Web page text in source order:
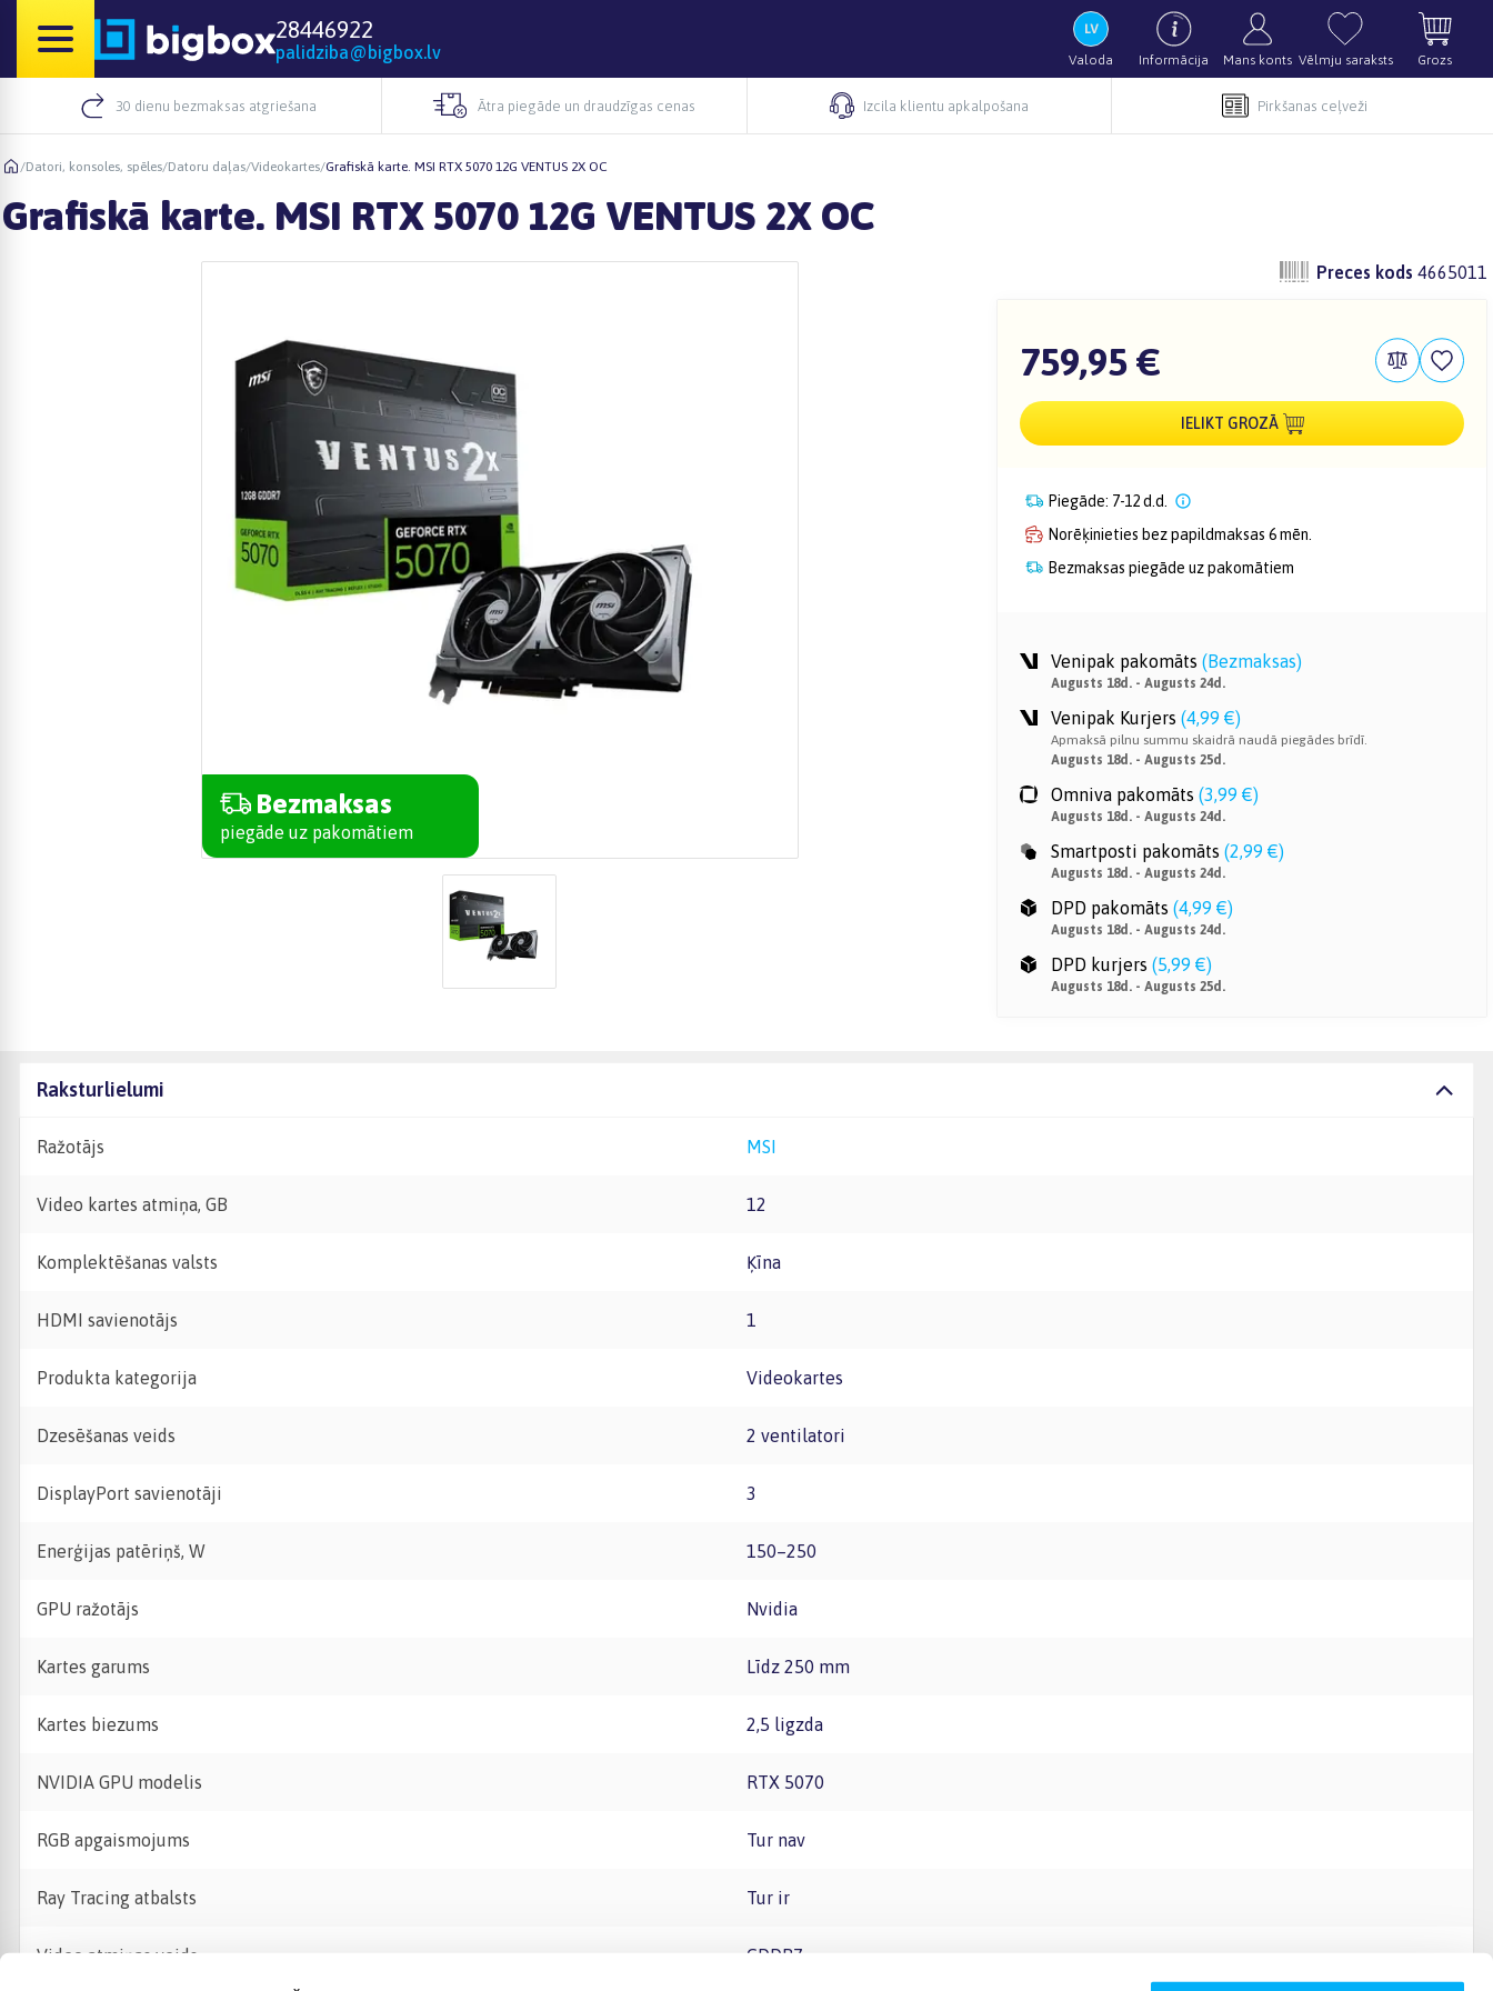
28446922
palidziba@bigbox.lv Valoda Informācija Mans konts Vēlmju saraksts Grozs
30 dienu bezmaksas atgriešana Ātra piegāde un draudzīgas cenas Izcila klientu apkalpošana Pirkšanas ceļveži
/Datori, konsoles, spēles/Datoru daļas/Videokartes/Grafiskā karte. MSI RTX 5070 12G VENTUS 2X OC
Grafiskā karte. MSI RTX 5070 12G VENTUS 2X OC
Bezmaksas
piegāde uz pakomātiem
Preces kods 4665011
759,95 €
IELIKT GROZĀ
Piegāde: 7-12 d.d.
Norēķinieties bez papildmaksas 6 mēn.
Bezmaksas piegāde uz pakomātiem
Venipak pakomāts (Bezmaksas)
Augusts 18d. - Augusts 24d.
Venipak Kurjers (4,99 €)
Apmaksā pilnu summu skaidrā naudā piegādes brīdī.
Augusts 18d. - Augusts 25d.
Omniva pakomāts (3,99 €)
Augusts 18d. - Augusts 24d.
Smartposti pakomāts (2,99 €)
Augusts 18d. - Augusts 24d.
DPD pakomāts (4,99 €)
Augusts 18d. - Augusts 24d.
DPD kurjers (5,99 €)
Augusts 18d. - Augusts 25d.
Raksturlielumi
Ražotājs MSI
Video kartes atmiņa, GB 12
Komplektēšanas valsts Ķīna
HDMI savienotājs 1
Produkta kategorija Videokartes
Dzesēšanas veids 2 ventilatori
DisplayPort savienotāji 3
Enerģijas patēriņš, W 150–250
GPU ražotājs Nvidia
Kartes garums Līdz 250 mm
Kartes biezums 2,5 ligzda
NVIDIA GPU modelis RTX 5070
RGB apgaismojums Tur nav
Ray Tracing atbalsts Tur ir
Video atmiņas veids GDDR7